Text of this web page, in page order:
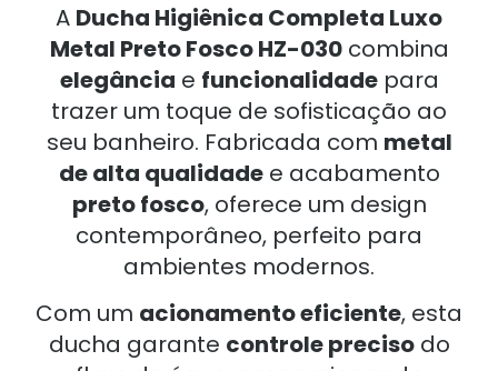
A Ducha Higiênica Completa Luxo
Metal Preto Fosco HZ-030combina
elegância e funcionalidadepara
trazer um toque de sofisticação ao
seu banheiro. Fabricada com metal
de alta qualidadee acabamento
preto fosco, oferece um design
contemporâneo, perfeito para
ambientes modernos.
Com um acionamento eficiente, esta
ducha garante controle precisodo